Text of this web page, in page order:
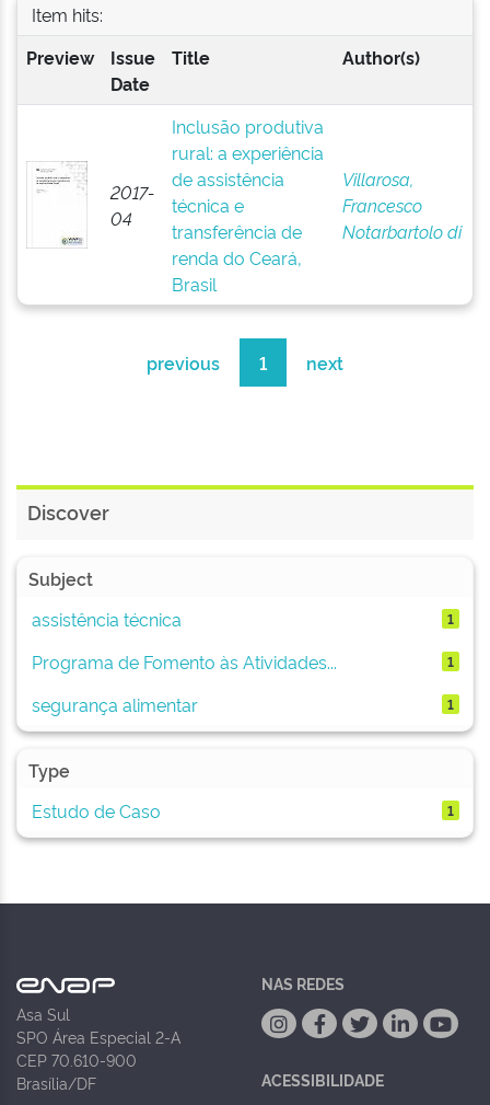
Item hits:
Preview
Issue
Date
Title Author(s)
2017-
04
Inclusão produtiva
rural: a experiência
de assistência
técnica e
transferência de
renda do Ceará,
Brasil
Villarosa,
Francesco
Notarbartolo di
previous 1 next
Discover
Subject
assistência técnica
1
Programa de Fomento às Atividades... 1
segurança alimentar 1
Type
Estudo de Caso
1
Asa Sul
SPO Área Especial 2-A
CEP 70.610-900
Brasília/DF
NAS REDES
ACESSIBILIDADE